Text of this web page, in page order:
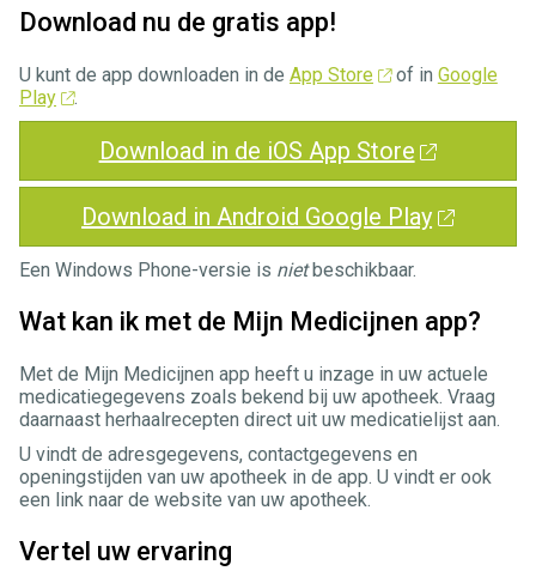
Download nu de gratis app!
U kunt de app downloaden in de App Store of in Google
Play
.
Download in de iOS App Store
Download in Android Google Play
Een Windows Phone-versie is nietbeschikbaar.
Wat kan ik met de Mijn Medicijnen app?
Met de Mijn Medicijnen app heeft u inzage in uw actuele
medicatiegegevens zoals bekend bij uw apotheek. Vraag
daarnaast herhaalrecepten direct uit uw medicatielijst aan.
U vindt de adresgegevens, contactgegevens en
openingstijden van uw apotheek in de app. U vindt er ook
een link naar de website van uw apotheek.
Vertel uw ervaring